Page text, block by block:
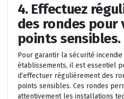
4. Effectuez
des rondes pour
points sensibles.
Pour garantir la sécurité incendie
établissements, il est essentiel
d’effectuer régulièrement des
points sensibles. Ces rondes
attentivement les installations